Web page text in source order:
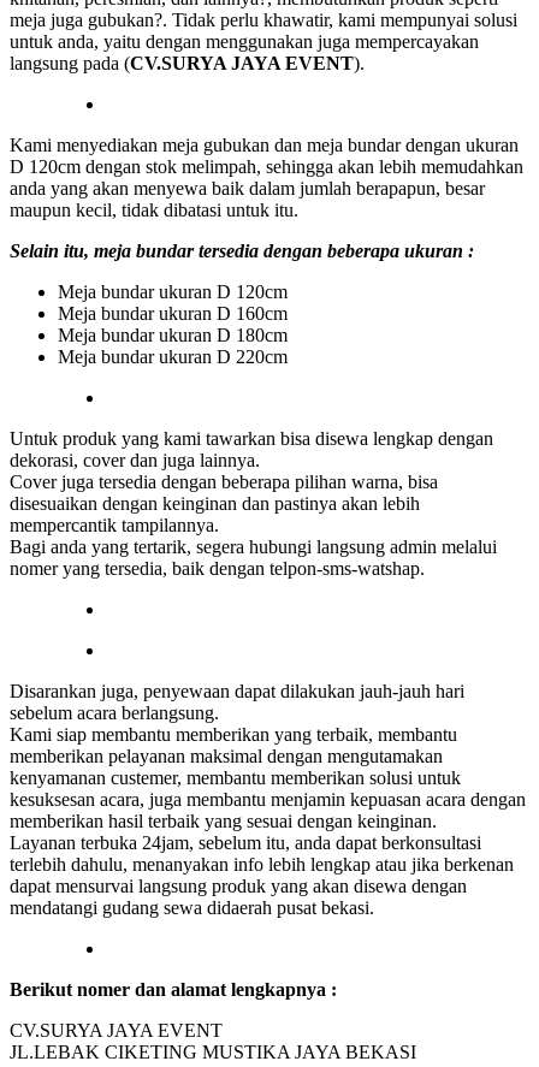
meja juga gubukan?. Tidak perlu khawatir, kami mempunyai solusi
untuk anda, yaitu dengan menggunakan juga mempercayakan
langsung pada (CV.SURYA JAYA EVENT).
Kami menyediakan meja gubukan dan meja bundar dengan ukuran
D 120cm dengan stok melimpah, sehingga akan lebih memudahkan
anda yang akan menyewa baik dalam jumlah berapapun, besar
maupun kecil, tidak dibatasi untuk itu.
Selain itu, meja bundar tersedia dengan beberapa ukuran :
Meja bundar ukuran D 120cm
Meja bundar ukuran D 160cm
Meja bundar ukuran D 180cm
Meja bundar ukuran D 220cm
Untuk produk yang kami tawarkan bisa disewa lengkap dengan
dekorasi, cover dan juga lainnya.
Cover juga tersedia dengan beberapa pilihan warna, bisa
disesuaikan dengan keinginan dan pastinya akan lebih
mempercantik tampilannya.
Bagi anda yang tertarik, segera hubungi langsung admin melalui
nomer yang tersedia, baik dengan telpon-sms-watshap.
Disarankan juga, penyewaan dapat dilakukan jauh-jauh hari
sebelum acara berlangsung.
Kami siap membantu memberikan yang terbaik, membantu
memberikan pelayanan maksimal dengan mengutamakan
kenyamanan custemer, membantu memberikan solusi untuk
kesuksesan acara, juga membantu menjamin kepuasan acara dengan
memberikan hasil terbaik yang sesuai dengan keinginan.
Layanan terbuka 24jam, sebelum itu, anda dapat berkonsultasi
terlebih dahulu, menanyakan info lebih lengkap atau jika berkenan
dapat mensurvai langsung produk yang akan disewa dengan
mendatangi gudang sewa didaerah pusat bekasi.
Berikut nomer dan alamat lengkapnya :
CV.SURYA JAYA EVENT
JL.LEBAK CIKETING MUSTIKA JAYA BEKASI